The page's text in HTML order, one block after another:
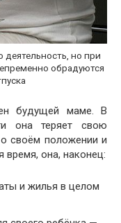
но при
обрадуются
будущей маме. В
она теряет свою
своём положении и
время, она, наконец:
и жилья в целом